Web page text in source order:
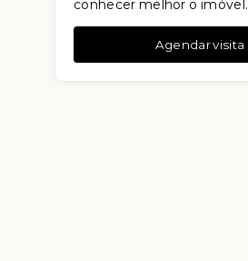
conhecer melhor o imóvel.
Agendar visita